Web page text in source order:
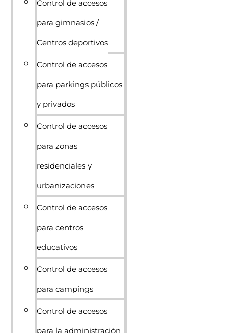
Control de accesos
para gimnasios /
Centros deportivos
Control de accesos
para parkings públicos
y privados
Control de accesos
para zonas
residenciales y
urbanizaciones
Control de accesos
para centros
educativos
Control de accesos
para campings
Control de accesos
para la administración